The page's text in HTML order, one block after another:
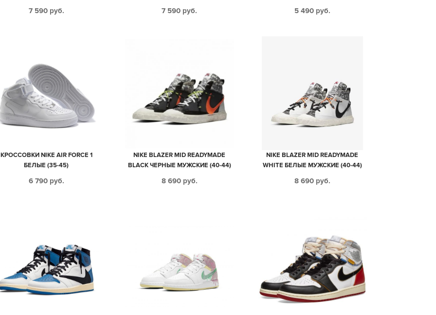
7 590 руб. 7 590 руб. 5 490 руб.
КРОССОВКИ NIKE AIR FORCE 1
БЕЛЫЕ (35-45)
6 790 руб.
NIKE BLAZER MID READYMADE
BLACK ЧЕРНЫЕ МУЖСКИЕ (40-44)
8 690 руб.
NIKE BLAZER MID READYMADE
WHITE БЕЛЫЕ МУЖСКИЕ (40-44)
8 690 руб.